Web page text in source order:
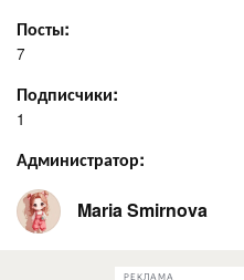
Посты:
7
Подписчики:
1
Администратор:
Maria Smirnova
РЕКЛАМА